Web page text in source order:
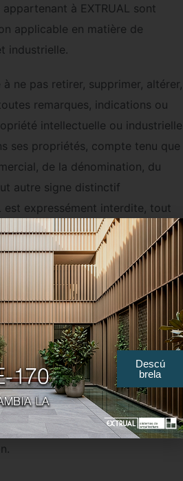
à EXTRUAL sont
applicable en matière de
industrielle.
à ne pas retirer, supprimer, altérer,
remarques, indications ou
intellectuelle ou industrielle
ses propriétés, compte tenu que
de la dénomination, du
autre signe distinctif
est expressément interdite, tout
et des données
autorisé à copier, distribuer,
modifier, altérer, transformer,
manière, réaliser des activités
abusive du Site Web, de ses
que ce soit partiellement ou
autres contenus fournis à
ou numérique, sans le
par écrit du titulaire légitime de
Descú
brela